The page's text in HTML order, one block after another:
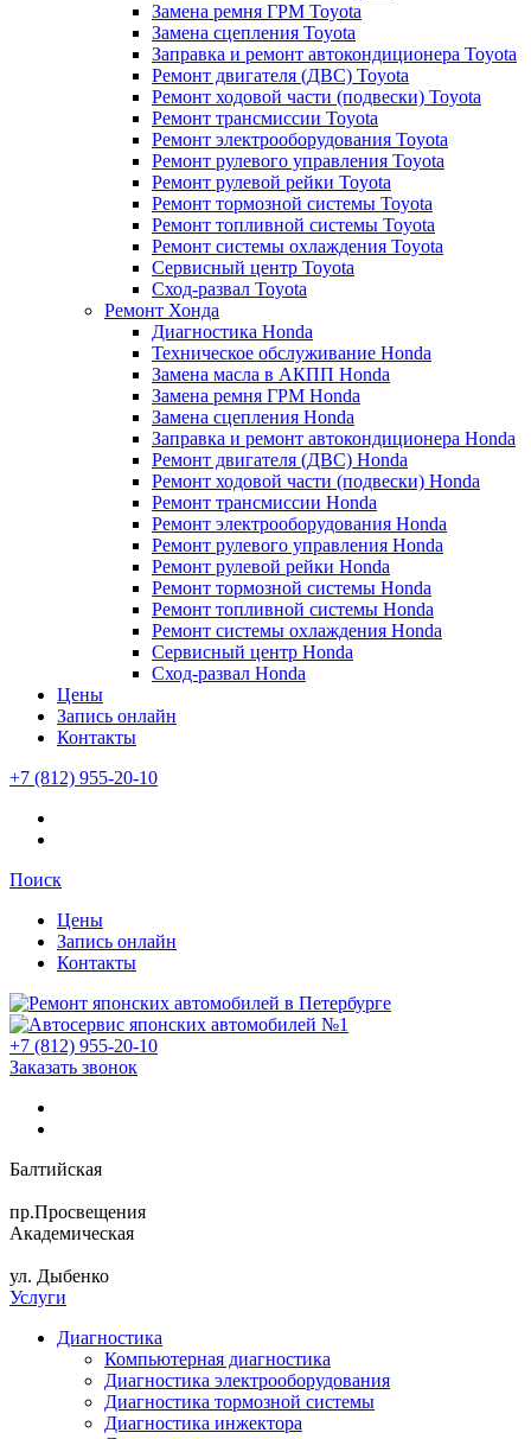
Замена ремня ГРМ Toyota
Замена сцепления Toyota
Заправка и ремонт автокондиционера Toyota
Ремонт двигателя (ДВС) Toyota
Ремонт ходовой части (подвески) Toyota
Ремонт трансмиссии Toyota
Ремонт электрооборудования Toyota
Ремонт рулевого управления Toyota
Ремонт рулевой рейки Toyota
Ремонт тормозной системы Toyota
Ремонт топливной системы Toyota
Ремонт системы охлаждения Toyota
Сервисный центр Toyota
Сход-развал Toyota
Ремонт Хонда
Диагностика Honda
Техническое обслуживание Honda
Замена масла в АКПП Honda
Замена ремня ГРМ Honda
Замена сцепления Honda
Заправка и ремонт автокондиционера Honda
Ремонт двигателя (ДВС) Honda
Ремонт ходовой части (подвески) Honda
Ремонт трансмиссии Honda
Ремонт электрооборудования Honda
Ремонт рулевого управления Honda
Ремонт рулевой рейки Honda
Ремонт тормозной системы Honda
Ремонт топливной системы Honda
Ремонт системы охлаждения Honda
Сервисный центр Honda
Сход-развал Honda
Цены
Запись онлайн
Контакты
+7 (812) 955-20-10
Поиск
Цены
Запись онлайн
Контакты
+7 (812) 955-20-10
Заказать звонок
Балтийская
пр.Просвещения
Академическая
ул. Дыбенко
Услуги
Диагностика
Компьютерная диагностика
Диагностика электрооборудования
Диагностика тормозной системы
Диагностика инжектора